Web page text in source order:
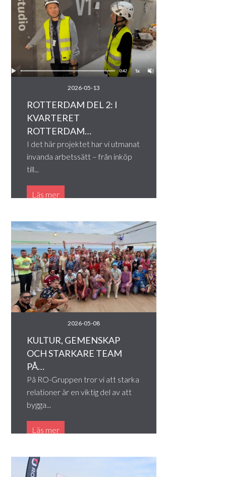
2026-05-13
ROTTERDAM DEL 2: I
KVARTERET
ROTTERDAM…
I det här projektet har vi utmanat
invanda arbetssätt – från inköp
till...
Läs mer
2026-05-08
KULTUR, GEMENSKAP
OCH STARKARE TEAM
PÅ…
På RO-Gruppen tror vi att starka
relationer är en viktig del av att
bygga...
Läs mer